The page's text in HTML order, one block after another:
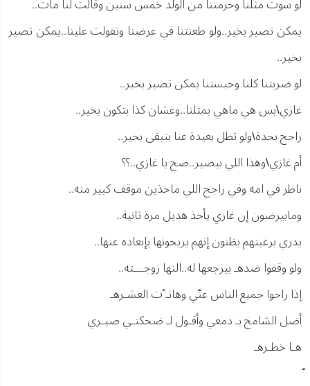
يمكن تصير بخير..ولو طعنتنا في عرضنا وتقولت علينا..يمكن تصير
بخير..
لو ضربتنا كلنا وحبستنا يمكن تصير بخير..
غازي\بس هي ماهي بمثلنا..وعشان كذا بتكون بخير..
راجح بحدة\ولو تظل بعيدة عنا بتبقى بخير..
أم غازي\وهذا اللي بيصير..صح يا غازي..؟؟
ناظر في امه وفي راجح اللي ماخذين موقف كبير منه..
ومابيرضون إن غازي يأخذ هديل مرة ثانية..
يدري برغبتهم يظنون إنهم يريحونها بإبعاده عنها..
ولو وقفوا ضدهـ بيرجعها له..النها زوجـــته..
إذا راحوا جميع الناس عنّي وهانـ ْت العشـرهـ
أضل الشامخ بـ دمعي وأقـول لـ ضحكتـي صيـري
هـا خطـرهـ